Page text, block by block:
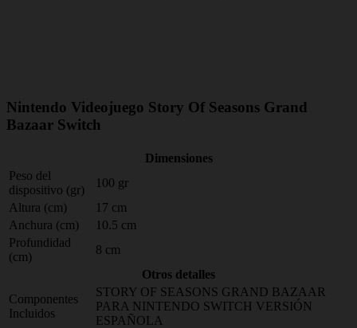
Nintendo Videojuego Story Of Seasons Grand
Bazaar Switch
Dimensiones
Peso del
dispositivo (gr)
100 gr
Altura (cm)
17 cm
Anchura (cm)
10.5 cm
Profundidad
(cm)
8 cm
Otros detalles
Componentes
Incluidos
STORY OF SEASONS GRAND BAZAAR
PARA NINTENDO SWITCH VERSIÓN
ESPAÑOLA